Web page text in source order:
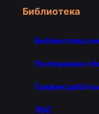
Библиотека
Библиотека
Положение о
График
ЭБС